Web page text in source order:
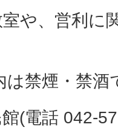
や、営利に
は禁煙・禁酒
(電話 042-